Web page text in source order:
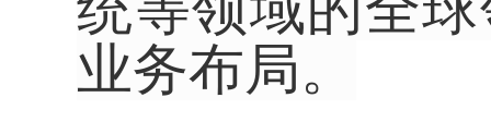
业务布局。